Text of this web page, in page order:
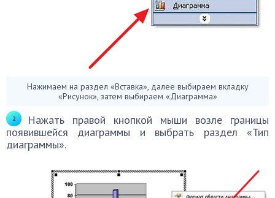
Нажимаем на раздел «Вставка», далее выбираем вкладку
«Рисунок», затем выбираем «Диаграмма»
Нажать правой кнопкой мыши возле границы
появившейся диаграммы и выбрать раздел «Тип
диаграммы».